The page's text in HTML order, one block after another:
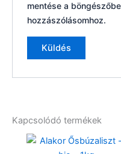
mentése a
hozzászólásomhoz.
Kapcsolódó termékek